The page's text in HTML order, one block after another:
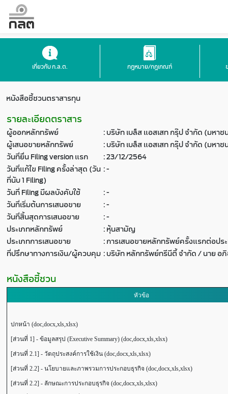
เกี่ยวกับ ก.ล.ต. กฎหมาย/กฎเกณฑ์
หนังสือชี้ชวนตราสารทุน
รายละเอียดตราสาร
ผู้ออกหลักทรัพย์ :บริษัท เบล็ส แอสเสท กรุ๊ป จำกัด (มหาช
ผู้เสนอขายหลักทรัพย์
:บริษัท เบล็ส แอสเสท กรุ๊ป จำกัด (มหาช
วันที่ยื่น Filing version แรก
:23/12/2564
วันที่แก้ไข Filing ครั้งล่าสุด (วัน
ที่นับ 1 Filing)
:-
วันที่ Filing มีผลบังคับใช้
:-
วันที่เริ่มต้นการเสนอขาย
:-
วันที่สิ้นสุดการเสนอขาย
:-
ประเภทหลักทรัพย์
:หุ้นสามัญ
ประเภทการเสนอขาย
:การเสนอขายหลักทรัพย์ครั้งแรกต่อปร
ที่ปรึกษาทางการเงิน/ผู้ควบคุม :บริษัท หลักทรัพย์ทรีนีตี้ จำกัด / นาย อ
หนังสือชี้ชวน
หัวข้อ
ปกหน้า (doc,docx,xls,xlsx)
[ส่วนที่ 1] - ข้อมูลสรุป (Executive Summary) (doc,docx,xls,xlsx)
[ส่วนที่ 2.1] - วัตถุประสงค์การใช้เงิน (doc,docx,xls,xlsx)
[ส่วนที่ 2.2] - นโยบายและภาพรวมการประกอบธุรกิจ (doc,docx,xls,xlsx)
[ส่วนที่ 2.2] - ลักษณะการประกอบธุรกิจ (doc,docx,xls,xlsx)